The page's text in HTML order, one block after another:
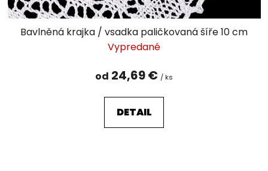
Bavlněná krajka / vsadka paličkovaná šíře 10 cm
Vypredané
od 24,69 € / ks
DETAIL